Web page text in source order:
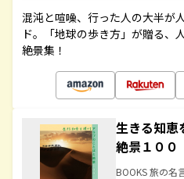
混沌と喧噪、行った人の大半が
ド。「地球の歩き方」が贈る、
絶景集！
生きる知恵
絶景１００
BOOKS 旅の名